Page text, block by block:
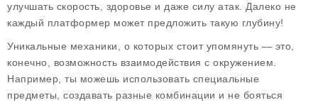
улучшать скорость, здоровье и даже силу атак. Далеко не
каждый платформер может предложить такую глубину!
Уникальные механики, о которых стоит упомянуть — это,
конечно, возможность взаимодействия с окружением.
Например, ты можешь использовать специальные
предметы, создавать разные комбинации и не бояться